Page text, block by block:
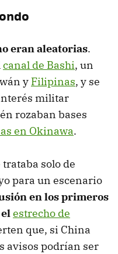
eran aleatorias.
canal de Bashi, un
y Filipinas, y se
militar
rozaban bases
en Okinawa.
solo de
para un escenario
en los primeros
estrecho de
que, si China
avisos podrían ser